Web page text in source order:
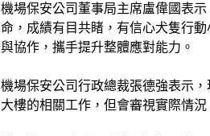
機場保安公司董事局主席盧偉國表
命，成績有目共睹，有信心犬隻行
與協作，攜手提升整體應對能力。
機場保安公司行政總裁張德強表示
大樓的相關工作，但會審視實際情